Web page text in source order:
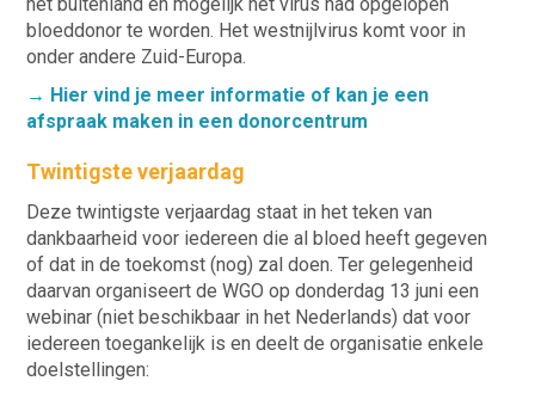
bloeddonor te worden. Het westnijlvirus komt voor in
onder andere Zuid-Europa.
→ Hier vind je meer informatie of kan je een
afspraak maken in een donorcentrum
Twintigste verjaardag
Deze twintigste verjaardag staat in het teken van
dankbaarheid voor iedereen die al bloed heeft gegeven
of dat in de toekomst (nog) zal doen. Ter gelegenheid
daarvan organiseert de WGO op donderdag 13 juni een
webinar (niet beschikbaar in het Nederlands) dat voor
iedereen toegankelijk is en deelt de organisatie enkele
doelstellingen: